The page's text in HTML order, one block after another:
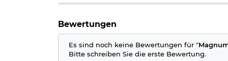
Herstellerinformationen
Bewertungen
Es sind noch keine Bewertungen für "
Bitte schreiben Sie die erste Bewertung.